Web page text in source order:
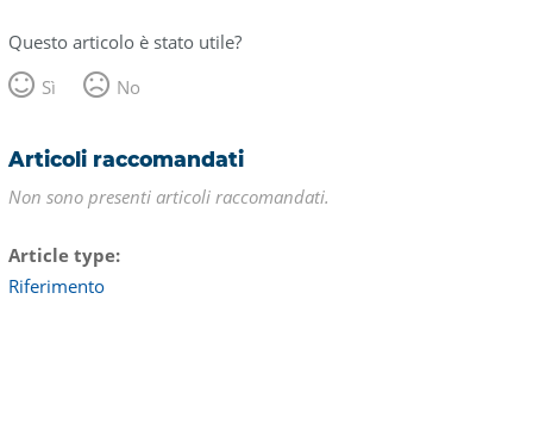
Questo articolo è stato utile?
Sì
No
Articoli raccomandati
Non sono presenti articoli raccomandati.
Article type
Riferimento